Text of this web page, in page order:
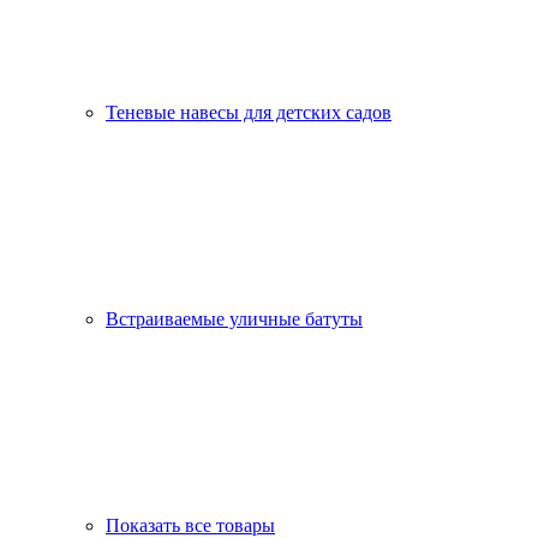
Теневые навесы для детских садов
Встраиваемые уличные батуты
Показать все товары